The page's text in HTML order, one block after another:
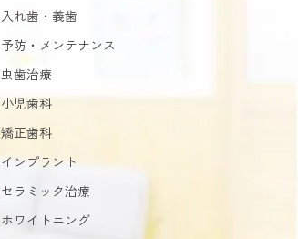
入れ歯・義歯
予防・メンテナンス
虫歯治療
小児歯科
矯正歯科
インプラント
セラミック治療
ホワイトニング